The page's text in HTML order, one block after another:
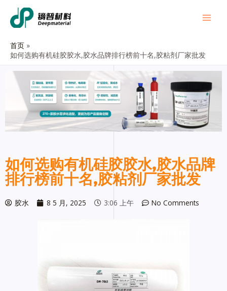
首页
如何选购有机硅胶胶水,胶水品牌排行榜前十名,胶粘剂厂家批发
如何选购有机硅胶胶水,胶水品牌
排行榜前十名,胶粘剂厂家批发
胶水 8 5 月, 2025 3:06 上午 No Comments